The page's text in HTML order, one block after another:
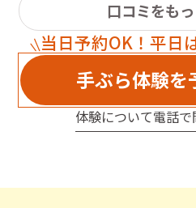
そして自分自身体力がついて
仕事のストレスも解消できて
レッスン室や更衣室、シャワ
です。
入会を迷っている方は絶対お
口コミをも
当日予約OK！平日
手ぶら体験を
体験について電話